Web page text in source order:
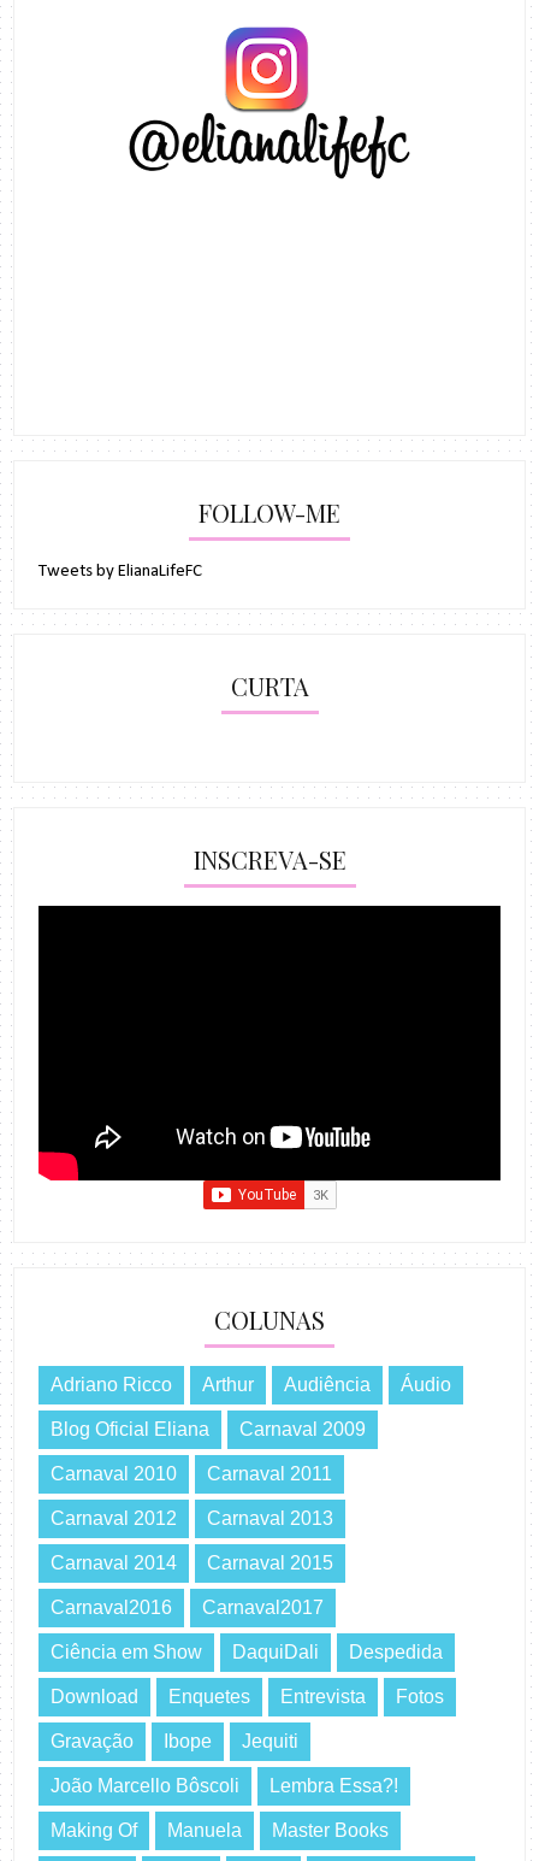
FOLLOW-ME
Tweets by ElianaLifeFC
CURTA
INSCREVA-SE
COLUNAS
Adriano Ricco Arthur Audiência Áudio
Blog Oficial Eliana Carnaval 2009
Carnaval 2010 Carnaval 2011
Carnaval 2012 Carnaval 2013
Carnaval 2014 Carnaval 2015
Carnaval2016 Carnaval2017
Ciência em Show DaquiDali Despedida
Download Enquetes Entrevista Fotos
Gravação Ibope Jequiti
João Marcello Bôscoli Lembra Essa?!
Making Of Manuela Master Books